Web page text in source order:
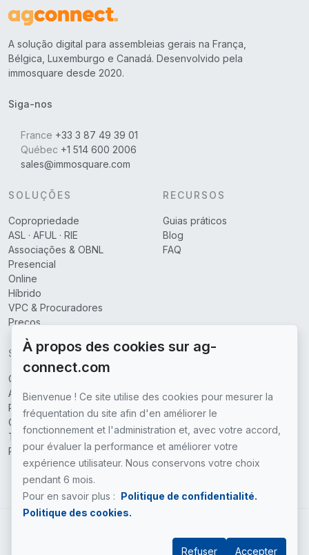
A solução digital para assembleias gerais na França,
Bélgica, Luxemburgo e Canadá. Desenvolvido pela
immosquare desde 2020.
Siga-nos
France +33 3 87 49 39 01
Québec +1 514 600 2006
sales@immosquare.com
SOLUÇÕES
Copropriedade
ASL · AFUL · RIE
Associações & OBNL
Presencial
Online
Híbrido
VPC & Procuradores
Preços
RECURSOS
Guias práticos
Blog
FAQ
SOBRE
Quem somos
Áreas cobertas
Parceiros
Contate-nos
Termos e condições de uso
Política de Privacidade
À propos des cookies sur ag-
connect.com
Bienvenue ! Ce site utilise des cookies pour mesurer la
fréquentation du site afin d'en améliorer le
fonctionnement et l'administration et, avec votre accord,
pour évaluer la performance et améliorer votre
expérience utilisateur. Nous conservons votre choix
pendant 6 mois.
Pour en savoir plus : Politique de confidentialité.
Politique des cookies.
Refuser Accepter